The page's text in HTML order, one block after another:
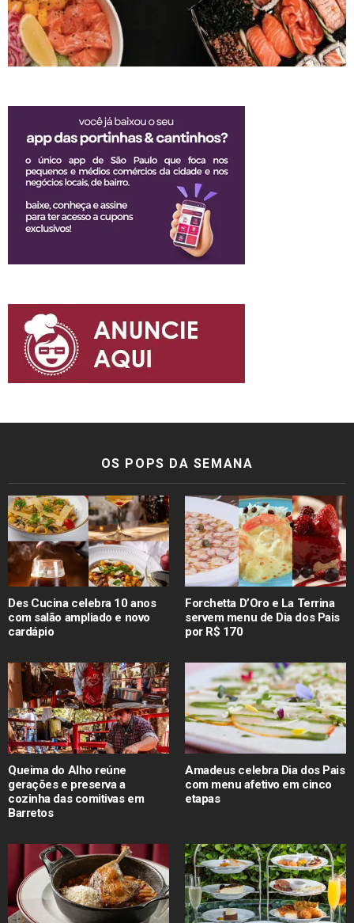
OS POPS DA SEMANA
Des Cucina celebra 10 anos
com salão ampliado e novo
cardápio
Forchetta D’Oro e La Terrina
servem menu de Dia dos Pais
por R$ 170
Queima do Alho reúne
gerações e preserva a
cozinha das comitivas em
Barretos
Amadeus celebra Dia dos Pais
com menu afetivo em cinco
etapas